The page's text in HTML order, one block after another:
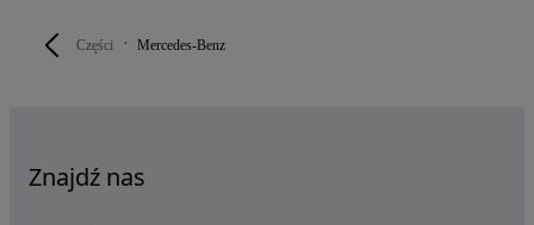
Części Mercedes-Benz
Znajdź nas